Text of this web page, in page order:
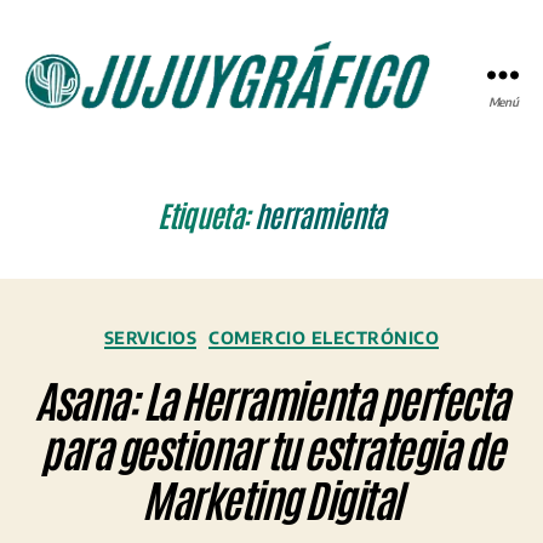
Menú
Etiqueta:herramienta
Categorías
SERVICIOS COMERCIO ELECTRÓNICO
Asana: La Herramienta perfecta
para gestionar tu estrategia de
Marketing Digital